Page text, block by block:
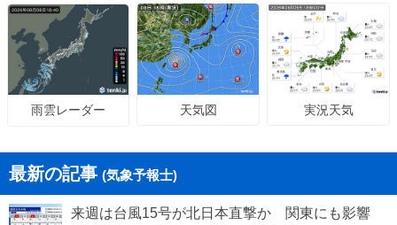
雨雲レーダー 天気図 実況天気
最新の記事 (気象予報士)
来週は台風15号が北日本直撃か 関東にも影響